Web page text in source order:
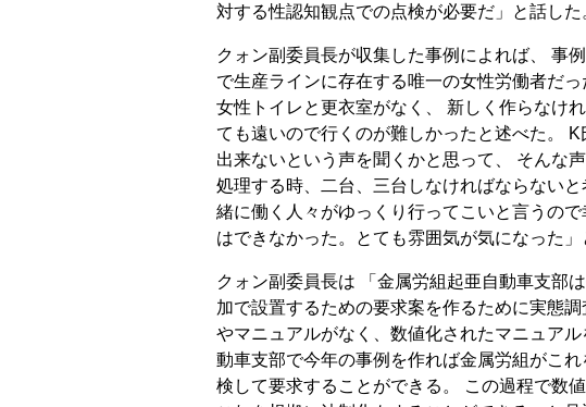
対する性認知観点での点検が必要だ」と話した
クォン副委員長が収集した事例によれば、 事
で生産ラインに存在する唯一の女性労働者だ
女性トイレと更衣室がなく、 新しく作らなけ
ても遠いので行くのが難しかったと述べた。
出来ないという声を聞くかと思って、 そんな
処理する時、二台、三台しなければならない
緒に働く人々がゆっくり行ってこいと言うの
はできなかった。とても雰囲気が気になった」
クォン副委員長は 「金属労組起亜自動車支部
加で設置するための要求案を作るために実態
やマニュアルがなく、数値化されたマニュア
動車支部で今年の事例を作れば金属労組がこ
検して要求することができる。 この過程で数